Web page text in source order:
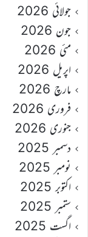
جولائی 2026
جون 2026
مئی 2026
اپریل 2026
مارچ 2026
فروری 2026
جنوری 2026
دسمبر 2025
نومبر 2025
اکتوبر 2025
ستمبر 2025
اگست 2025